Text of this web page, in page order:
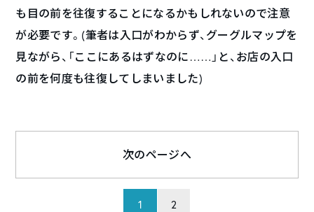
も目の前を往復することになるかもしれないので注意
が必要です。(筆者は入口がわからず、グーグルマップを
見ながら、「ここにあるはずなのに……」と、お店の入口
の前を何度も往復してしまいました)
1 2
次のページへ